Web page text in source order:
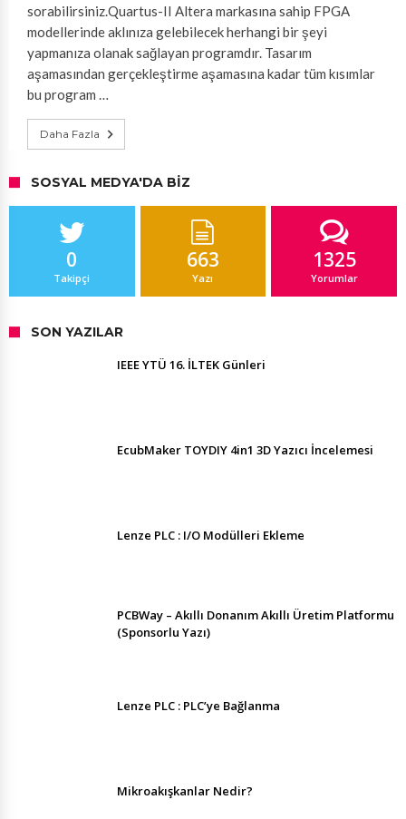
sorabilirsiniz.Quartus-II Altera markasına sahip FPGA
modellerinde aklınıza gelebilecek herhangi bir şeyi
yapmanıza olanak sağlayan programdır. Tasarım
aşamasından gerçekleştirme aşamasına kadar tüm kısımlar
bu program …
Daha Fazla
SOSYAL MEDYA'DA BIZ
0
Takipçi
663
Yazı
1325
Yorumlar
SON YAZILAR
IEEE YTÜ 16. İLTEK Günleri
EcubMaker TOYDIY 4in1 3D Yazıcı İncelemesi
Lenze PLC : I/O Modülleri Ekleme
PCBWay – Akıllı Donanım Akıllı Üretim Platformu
(Sponsorlu Yazı)
Lenze PLC : PLC’ye Bağlanma
Mikroakışkanlar Nedir?